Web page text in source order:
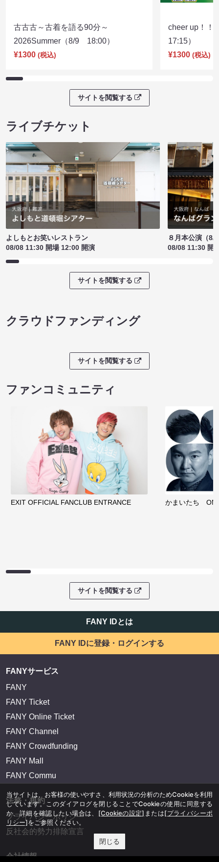
古古古～古着を語る90分～
2026Summer（8/9 18:00）
¥1300 (税込)
cheer up！
17:15）
¥1300 (税込)
サイトを閲覧する
ライブチケット
よしもとお笑いレストラン
08/08 11:30 開場 12:00 開演
８月本公演（8/
08/08 11:30 開
サイトを閲覧する
クラウドファンディング
サイトを閲覧する
ファンコミュニティ
EXIT OFFICIAL FANCLUB ENTRANCE かまいたち
サイトを閲覧する
FANY IDとは
FANY IDに登録・ログインする
FANYサービス
FANY
FANY Ticket
FANY Online Ticket
FANY Channel
FANY Crowdfunding
FANY Mall
FANY Commu
法務・規約
プライバシーポリシー
反社会的勢力排除宣言
会社情報
当サイトは、お客様の使いやすさ、利用状況の分析のためCookieを利用
しています。このダイアログを閉じることでCookieの使用に同意する
か、詳細を確認したい場合は、 [Cookieの設定] または[プライバシーポ
リシー]をご参照ください。
閉じる